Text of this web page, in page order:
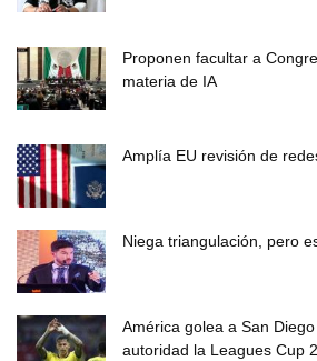
Proponen facultar a
materia de IA
Amplía EU revisión de
Niega triangulación, pero
América golea a San
autoridad la Leagues Cup